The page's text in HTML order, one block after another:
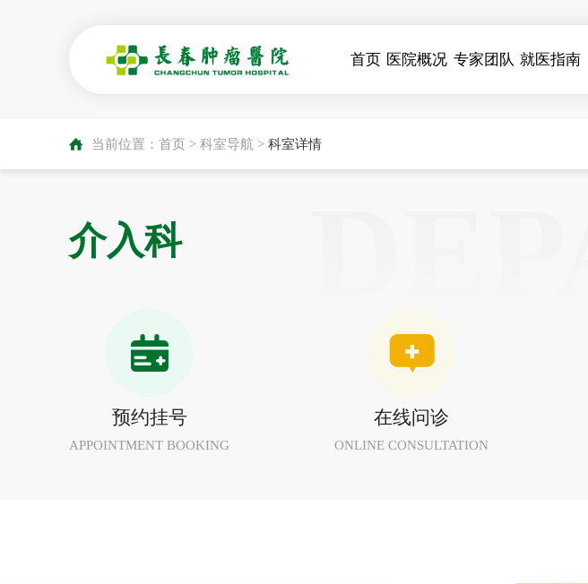
首页 医院概况 专家团队 就医指南
当前位置： 首页 > 科室导航 > 科室详情
介入科
预约挂号
APPOINTMENT BOOKING
在线问诊
ONLINE CONSULTATION